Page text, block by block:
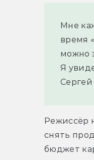
Мне
время
можно
Я
Режиссёр
снять
бюджет